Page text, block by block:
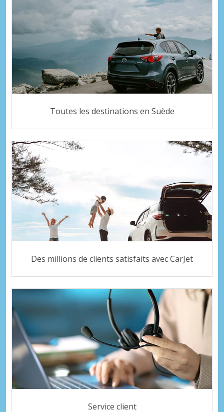
Toutes les destinations en Suède
Des millions de clients satisfaits avec CarJet
Service client